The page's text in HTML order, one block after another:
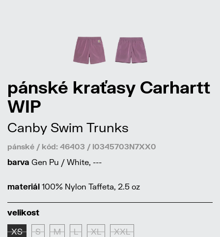
pánské kraťasy Carhartt
WIP
Canby Swim Trunks
pánské / kód: 46403 / I0345703N7XX0
barva Gen Pu / White, ---
materiál 100% Nylon Taffeta, 2.5 oz
velikost
XS S M L XL XXL